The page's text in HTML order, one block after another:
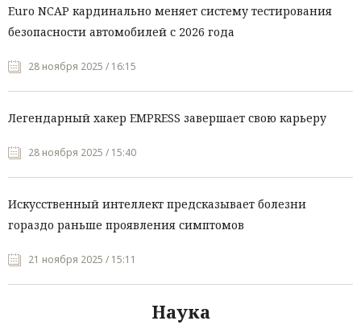
Euro NCAP кардинально меняет систему тестирования
безопасности автомобилей с 2026 года
28 ноября 2025 / 16:15
Легендарный хакер EMPRESS завершает свою карьеру
28 ноября 2025 / 15:40
Искусственный интеллект предсказывает болезни
гораздо раньше проявления симптомов
21 ноября 2025 / 15:11
Наука